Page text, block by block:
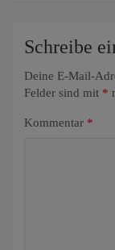
Schreibe
Deine E-Mail-
Felder sind mit *
Kommentar *